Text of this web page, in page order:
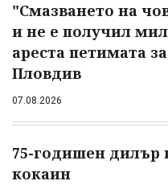
"Смазването на
и не е получил
ареста петимата
Пловдив
07.08.2026
75-годишен дилър
кокаин